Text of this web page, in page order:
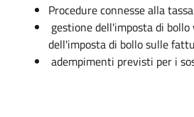
Procedure connesse alla
gestione dell'imposta di
dell'imposta di bollo sulle
adempimenti previsti per i